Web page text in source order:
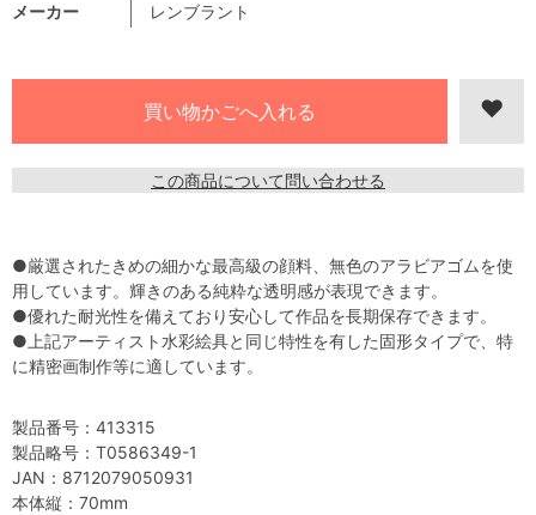
メーカー レンブラント
この商品について問い合わせる
●厳選されたきめの細かな最高級の顔料、無色のアラビアゴムを使
用しています。輝きのある純粋な透明感が表現できます。
●優れた耐光性を備えており安心して作品を長期保存できます。
●上記アーティスト水彩絵具と同じ特性を有した固形タイプで、特
に精密画制作等に適しています。
製品番号：413315
製品略号：T0586349-1
JAN：8712079050931
本体縦：70mm